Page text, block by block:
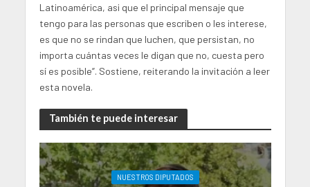
Latinoamérica, asi que el principal mensaje que
tengo para las personas que escriben o les interese,
es que no se rindan que luchen, que persistan, no
importa cuántas veces le digan que no, cuesta pero
sí es posible”. Sostiene, reiterando la invitación a leer
esta novela.
También te puede interesar
NUESTROS DIPUTADOS